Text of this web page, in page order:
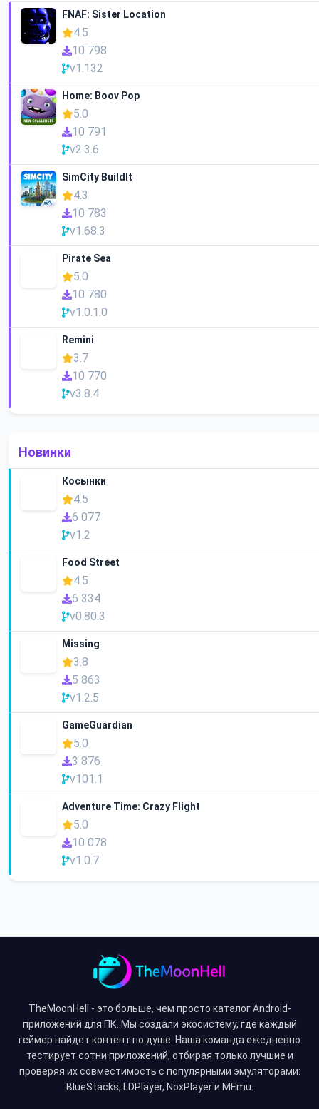
FNAF: Sister Location
4.5
10 798
v1.132
Home: Boov Pop
5.0
10 791
v2.3.6
SimCity BuildIt
4.3
10 783
v1.68.3
Pirate Sea
5.0
10 780
v1.0.1.0
Remini
3.7
10 770
v3.8.4
Новинки
Косынки
4.5
6 077
v1.2
Food Street
4.5
6 334
v0.80.3
Missing
3.8
5 863
v1.2.5
GameGuardian
5.0
3 876
v101.1
Adventure Time: Crazy Flight
5.0
10 078
v1.0.7
TheMoonHell - это больше, чем просто каталог Android-
приложений для ПК. Мы создали экосистему, где каждый
геймер найдет контент по душе. Наша команда ежедневно
тестирует сотни приложений, отбирая только лучшие и
проверяя их совместимость с популярными эмуляторами:
BlueStacks, LDPlayer, NoxPlayer и MEmu.